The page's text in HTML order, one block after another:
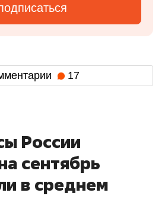
17
России
сентябрь
в среднем